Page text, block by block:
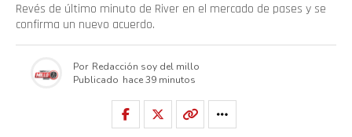
Revés de último minuto de River en el mercado de pases y se
confirma un nuevo acuerdo.
Por Redacción soy del millo
Publicado hace 39 minutos